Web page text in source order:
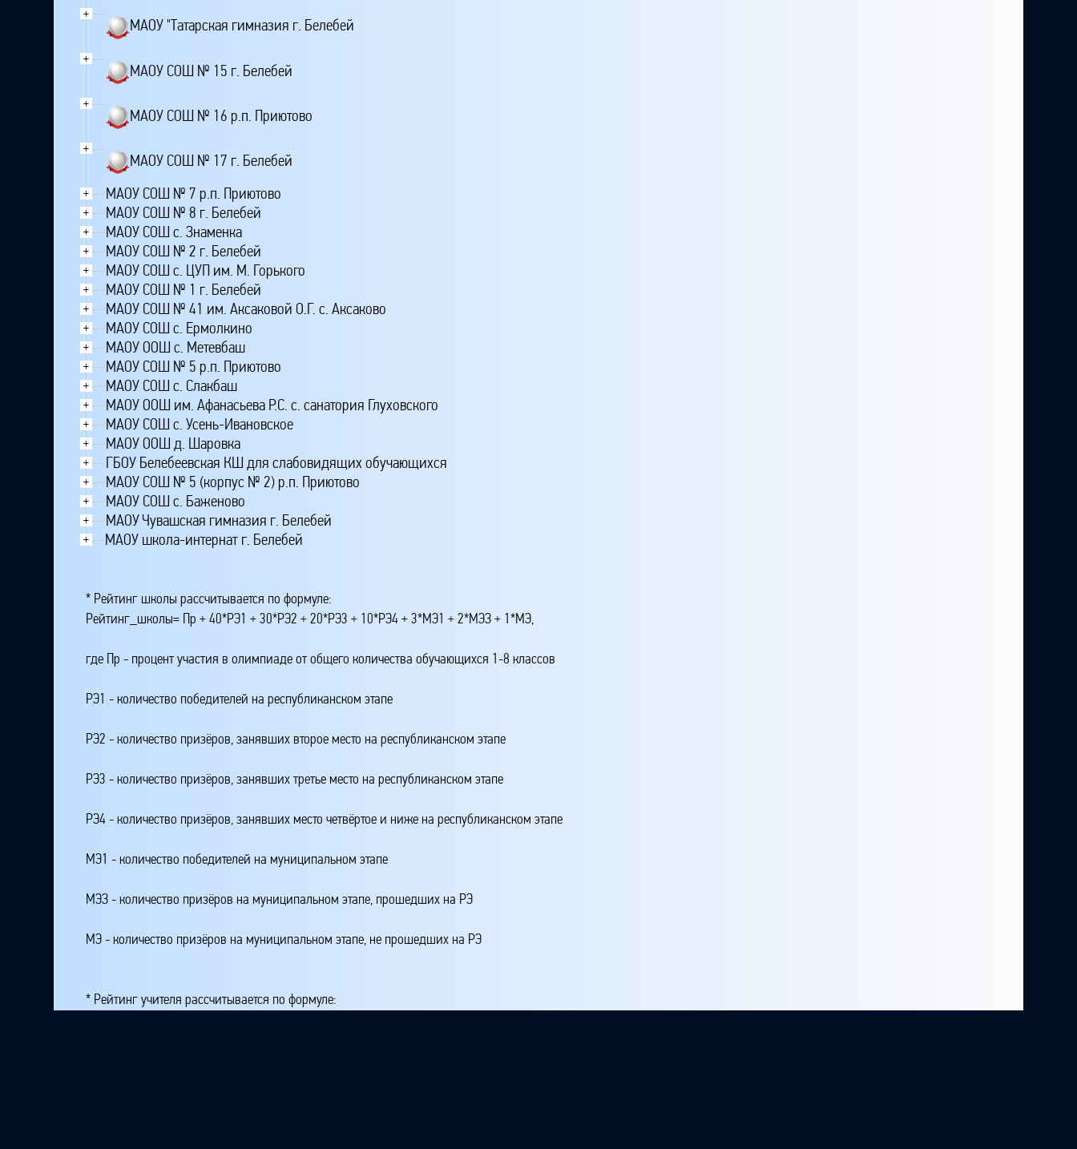
+
МАОУ "Татарская гимназия г. Белебей
+
МАОУ СОШ № 15 г. Белебей
+
МАОУ СОШ № 16 р.п. Приютово
+
МАОУ СОШ № 17 г. Белебей
+ МАОУ СОШ № 7 р.п. Приютово
+ МАОУ СОШ № 8 г. Белебей
+ МАОУ СОШ с. Знаменка
+ МАОУ СОШ № 2 г. Белебей
+ МАОУ СОШ с. ЦУП им. М. Горького
+ МАОУ СОШ № 1 г. Белебей
+ МАОУ СОШ № 41 им. Аксаковой О.Г. с. Аксаково
+ МАОУ СОШ с. Ермолкино
+ МАОУ ООШ с. Метевбаш
+ МАОУ СОШ № 5 р.п. Приютово
+ МАОУ СОШ с. Слакбаш
+ МАОУ ООШ им. Афанасьева Р.С. с. санатория Глуховского
+ МАОУ СОШ с. Усень-Ивановское
+ МАОУ ООШ д. Шаровка
+ ГБОУ Белебеевская КШ для слабовидящих обучающихся
+ МАОУ СОШ № 5 (корпус № 2) р.п. Приютово
+ МАОУ СОШ с. Баженово
+ МАОУ Чувашская гимназия г. Белебей
+ МАОУ школа-интернат г. Белебей
* Рейтинг школы рассчитывается по формуле:
Рейтинг_школы= Пр + 40*РЭ1 + 30*РЭ2 + 20*РЭ3 + 10*РЭ4 + 3*МЭ1 + 2*МЭЗ + 1*МЭ,
где Пр - процент участия в олимпиаде от общего количества обучающихся 1-8 классов
РЭ1 - количество победителей на республиканском этапе
РЭ2 - количество призёров, занявших второе место на республиканском этапе
РЭ3 - количество призёров, занявших третье место на республиканском этапе
РЭ4 - количество призёров, занявших место четвёртое и ниже на республиканском этапе
МЭ1 - количество победителей на муниципальном этапе
МЭЗ - количество призёров на муниципальном этапе, прошедших на РЭ
МЭ - количество призёров на муниципальном этапе, не прошедших на РЭ
* Рейтинг учителя рассчитывается по формуле: